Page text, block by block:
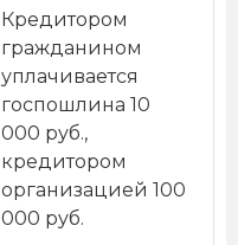
Кредитором
гражданином
уплачивается
госпошлина 10
000 руб.,
кредитором
организацией 100
000 руб.